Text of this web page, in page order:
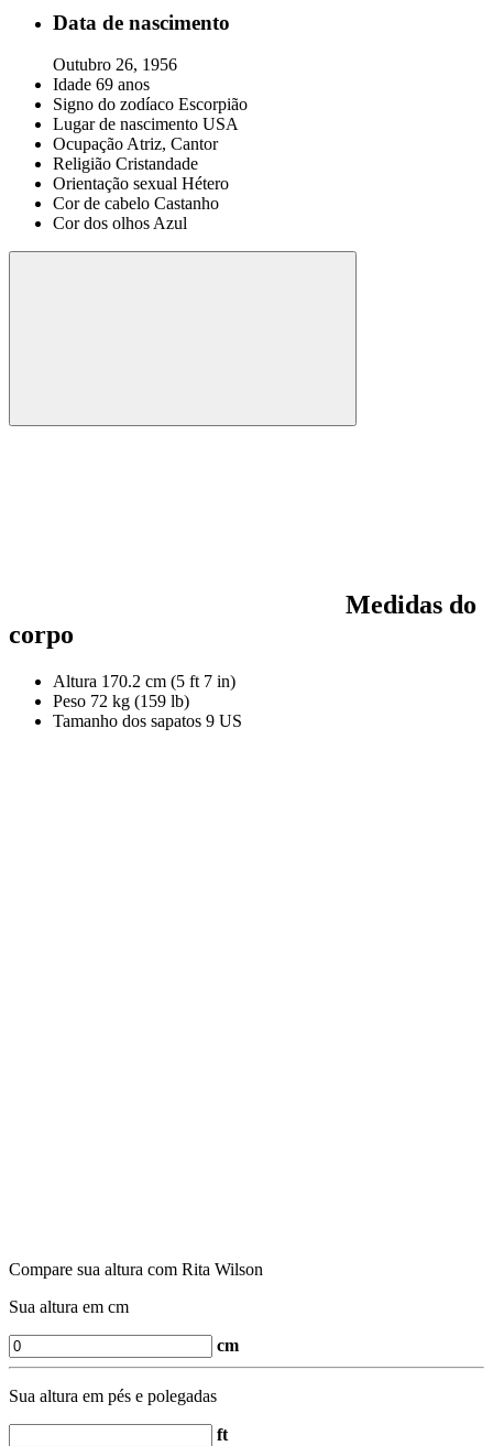
Data de nascimento
Outubro 26, 1956
Idade 69 anos
Signo do zodíaco Escorpião
Lugar de nascimento USA
OcupaçãoAtriz, Cantor
Religião Cristandade
Orientação sexual Hétero
Cor de cabelo Castanho
Cor dos olhosAzul
Medidas do
corpo
Altura 170.2 cm (5 ft 7 in)
Peso 72 kg (159 lb)
Tamanho dos sapatos 9 US
Compare sua altura com Rita Wilson
Sua altura em cm
cm
Sua altura em pés e polegadas
ft